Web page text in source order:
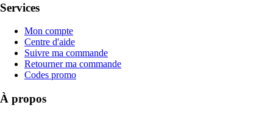
Services
Mon compte
Centre d'aide
Suivre ma commande
Retourner ma commande
Codes promo
À propos